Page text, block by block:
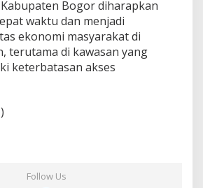
Bogor diharapkan
waktu dan menjadi
ekonomi masyarakat di
terutama di kawasan yang
keterbatasan akses
Follow Us